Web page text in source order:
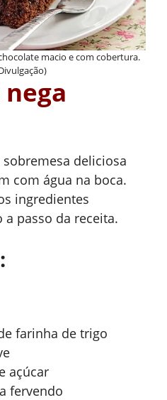
macio e com cobertura.
deliciosa
com água na boca.
ingredientes
a passo da receita.
farinha de trigo
açúcar
fervendo